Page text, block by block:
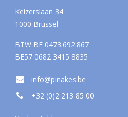
Keizerslaan 34
1000 Brussel
BTW BE 0473.692.867
BE57 0682 3415 8835
info@pinakes.be
+32 (0)2 213 85 00